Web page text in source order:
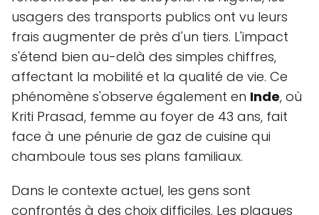
usagers des transports publics ont vu leurs
frais augmenter de près d'un tiers. L'impact
s'étend bien au-delà des simples chiffres,
affectant la mobilité et la qualité de vie. Ce
phénomène s'observe également en Inde, où
Kriti Prasad, femme au foyer de 43 ans, fait
face à une pénurie de gaz de cuisine qui
chamboule tous ses plans familiaux.
Dans le contexte actuel, les gens sont
confrontés à des choix difficiles. Les plaques